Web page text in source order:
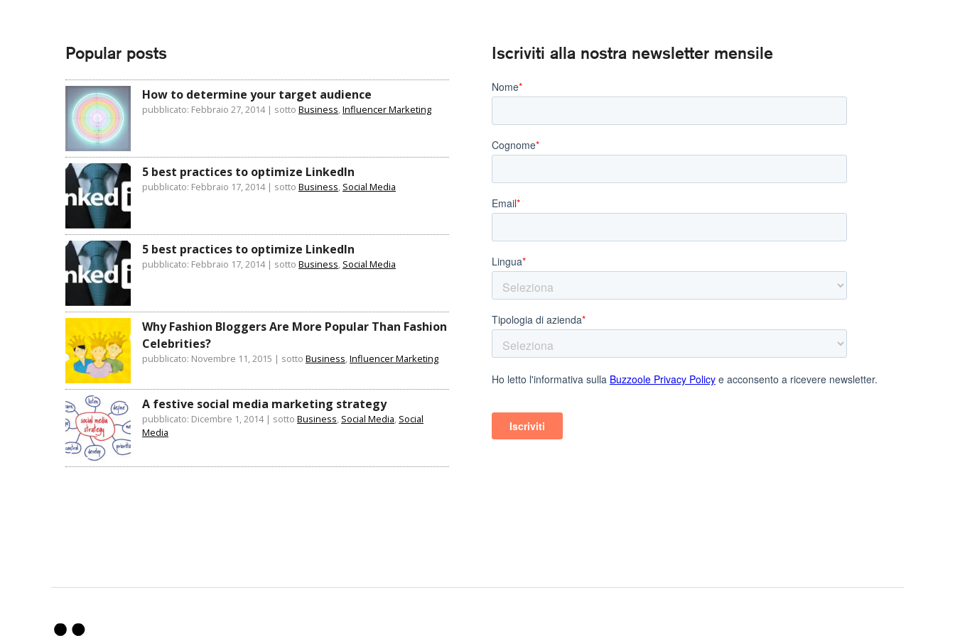
Popular posts
How to determine your target audience
pubblicato: Febbraio 27, 2014| sottoBusiness,Influencer Marketing
5 best practices to optimize LinkedIn
pubblicato: Febbraio 17, 2014| sottoBusiness, Social Media
5 best practices to optimize LinkedIn
pubblicato: Febbraio 17, 2014| sottoBusiness, Social Media
Why Fashion Bloggers Are More Popular Than Fashion
Celebrities?
pubblicato: Novembre 11, 2015 | sottoBusiness,Influencer Marketing
A festive social media marketing strategy
pubblicato: Dicembre 1, 2014| sottoBusiness, Social Media, Social
Media
Iscriviti alla nostra newsletter mensile